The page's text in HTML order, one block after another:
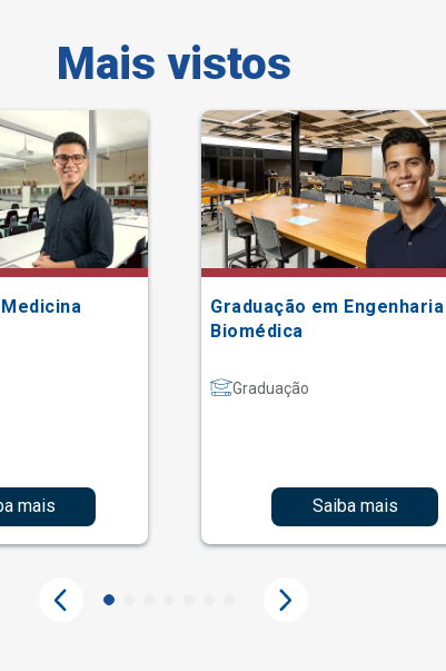
Mais vistos
mais
Graduação em Engenharia
Biomédica
Graduação
Saiba mais